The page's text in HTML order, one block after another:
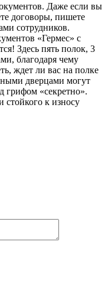
Даже если вы
договоры, пишете
сотрудников.
«Гермес» с
Здесь пять полок, 3
благодаря чему
ждет ли вас на полке
дверцами могут
грифом «секретно».
к износу